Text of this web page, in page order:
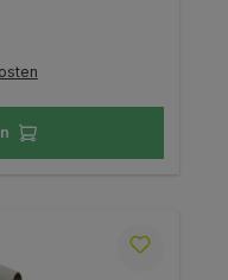
verfügbar.)